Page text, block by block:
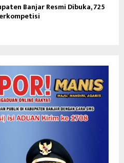
Banjar Resmi Dibuka, 725